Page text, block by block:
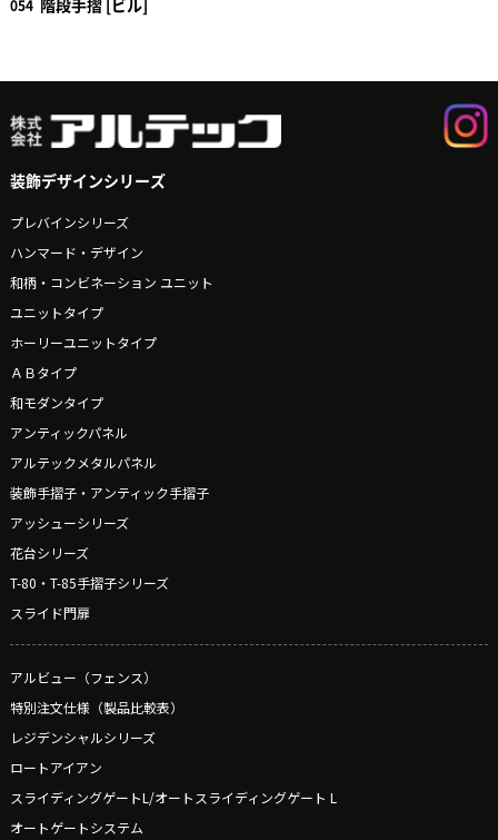
054
装飾デザインシリーズ
プレバインシリーズ
ハンマード・デザイン
和柄・コンビネーション ユニット
ユニットタイプ
ホーリーユニットタイプ
ＡＢタイプ
和モダンタイプ
アンティックパネル
アルテックメタルパネル
装飾手摺子・アンティック手摺子
アッシューシリーズ
花台シリーズ
T-80・T-85手摺子シリーズ
スライド門扉
アルビュー（フェンス）
特別注文仕様（製品比較表）
レジデンシャルシリーズ
ロートアイアン
スライディングゲートL/オートスライディングゲート L
オートゲートシステム